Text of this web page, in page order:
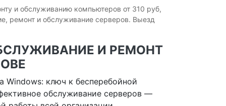
и обслуживанию компьютеров от 310 руб,
ремонт и обслуживание серверов. Выезд
И РЕМОНТ
Windows: ключ к бесперебойной
обслуживание серверов —